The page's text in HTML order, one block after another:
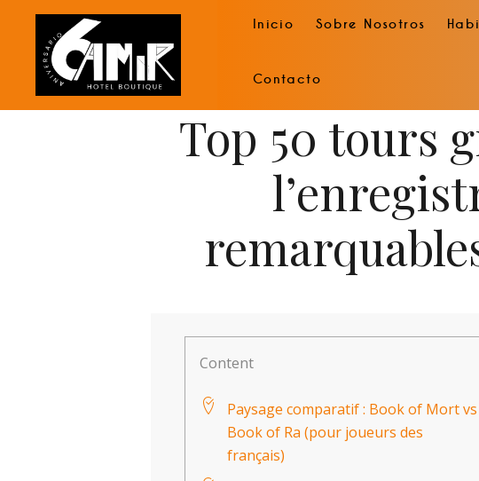
Inicio Sobre Nosotros
Contacto
Top 50 tours
Content
Paysage comparatif : Book of Mort vs
Book of Ra (pour joueurs des
français)